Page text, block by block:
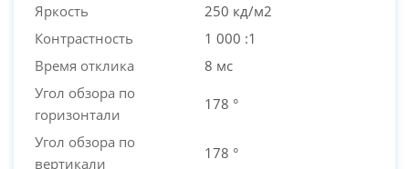
Яркость
250 кд/м2
Контрастность
1 000 :1
Время отклика
8 мс
Угол обзора по
горизонтали
178 °
Угол обзора по
вертикали
178 °